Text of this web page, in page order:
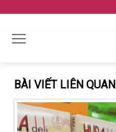
content
BÀI VIẾT LIÊN QUAN